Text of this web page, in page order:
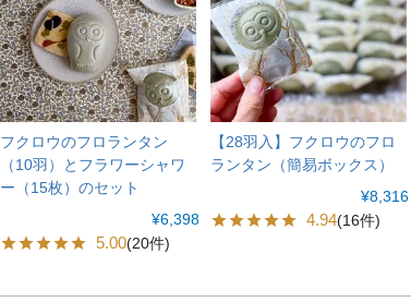
フクロウのフロランタン
（10羽）とフラワーシャワ
ー（15枚）のセット
¥6,398
5.00(20件)
【28羽入】フクロウのフロ
ランタン（簡易ボックス）
¥8,316
4.94(16件)